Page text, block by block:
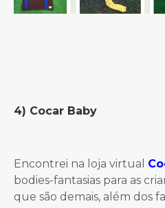
4) Cocar Baby
Encontrei na loja virtual
bodies-fantasias para as
que são demais, além dos